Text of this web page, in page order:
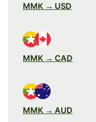
MMK → USD
MMK → CAD
MMK → AUD